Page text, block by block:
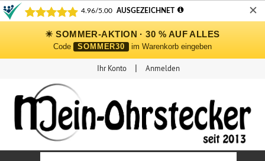
✕
☀ SOMMER-AKTION · 30 % AUF ALLES
Code SOMMER30 im Warenkorb eingeben
Ihr Konto Anmelden